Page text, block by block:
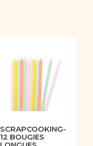
SCRAPCOOKING-
12 BOUGIES